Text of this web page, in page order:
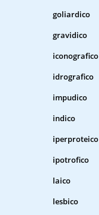
goliardico
gravidico
iconografico
idrografico
impudico
indico
iperproteico
ipotrofico
laico
lesbico